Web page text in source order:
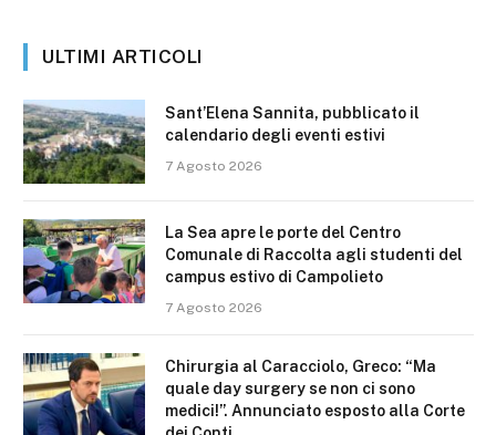
ULTIMI ARTICOLI
Sant’Elena Sannita, pubblicato il
calendario degli eventi estivi
7 Agosto 2026
La Sea apre le porte del Centro
Comunale di Raccolta agli studenti del
campus estivo di Campolieto
7 Agosto 2026
Chirurgia al Caracciolo, Greco: “Ma
quale day surgery se non ci sono
medici!”. Annunciato esposto alla Corte